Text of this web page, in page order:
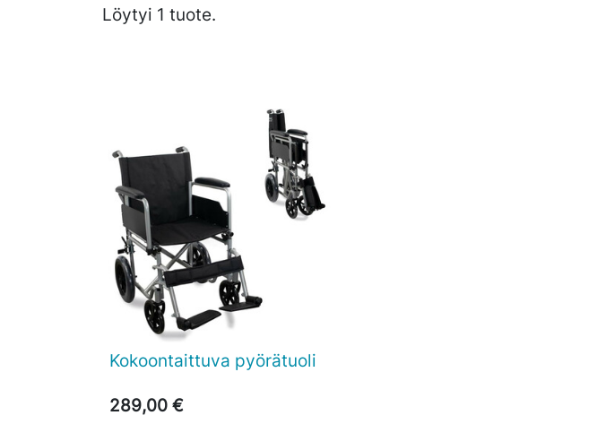
Löytyi 1 tuote.
 Pikakatselu
Kokoontaittuva pyörätuoli
289,00 €